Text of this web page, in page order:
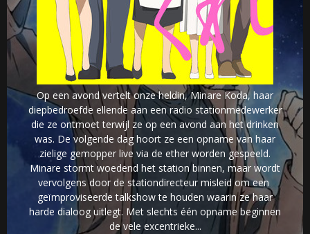
Op een avond vertelt onze heldin, Minare Koda, haar
diepbedroefde ellende aan een radio stationmedewerker
die ze ontmoet terwijl ze op een avond aan het drinken
was. De volgende dag hoort ze een opname van haar
zielige gemopper live via de ether worden gespeeld.
Minare stormt woedend het station binnen, maar wordt
vervolgens door de stationdirecteur misleid om een ​​
geïmproviseerde talkshow te houden waarin ze haar
harde dialoog uitlegt. Met slechts één opname beginnen
de vele excentrieke...